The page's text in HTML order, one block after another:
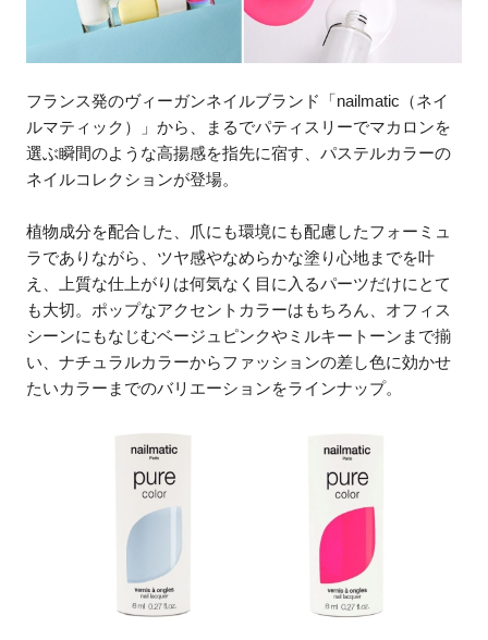
フランス発のヴィーガンネイルブランド「nailmatic（ネイ
ルマティック）」から、まるでパティスリーでマカロンを
選ぶ瞬間のような高揚感を指先に宿す、パステルカラーの
ネイルコレクションが登場。
植物成分を配合した、爪にも環境にも配慮したフォーミュ
ラでありながら、ツヤ感やなめらかな塗り心地までを叶
え、上質な仕上がりは何気なく目に入るパーツだけにとて
も大切。ポップなアクセントカラーはもちろん、オフィス
シーンにもなじむベージュピンクやミルキートーンまで揃
い、ナチュラルカラーからファッションの差し色に効かせ
たいカラーまでのバリエーションをラインナップ。